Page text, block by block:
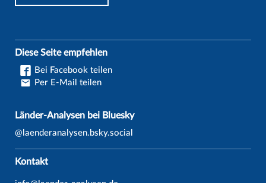
Diese Seite empfehlen
Bei Facebook teilen
Per E-Mail teilen
Länder-Analysen bei Bluesky
@laenderanalysen.bsky.social
Kontakt